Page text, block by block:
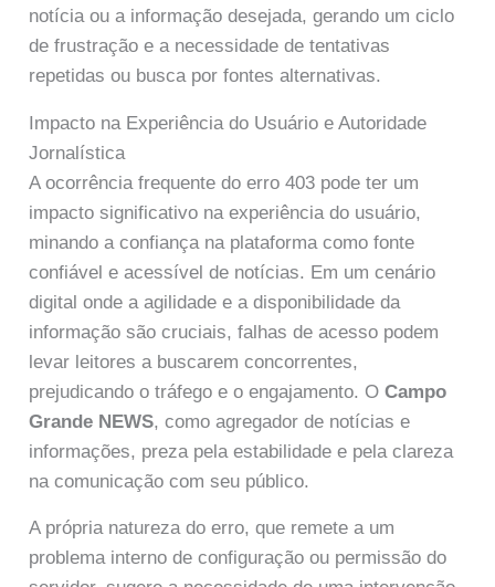
notícia ou a informação desejada, gerando um ciclo
de frustração e a necessidade de tentativas
repetidas ou busca por fontes alternativas.
Impacto na Experiência do Usuário e Autoridade
Jornalística
A ocorrência frequente do erro 403 pode ter um
impacto significativo na experiência do usuário,
minando a confiança na plataforma como fonte
confiável e acessível de notícias. Em um cenário
digital onde a agilidade e a disponibilidade da
informação são cruciais, falhas de acesso podem
levar leitores a buscarem concorrentes,
prejudicando o tráfego e o engajamento. OCampo
Grande NEWS, como agregador de notícias e
informações, preza pela estabilidade e pela clareza
na comunicação com seu público.
A própria natureza do erro, que remete a um
problema interno de configuração ou permissão do